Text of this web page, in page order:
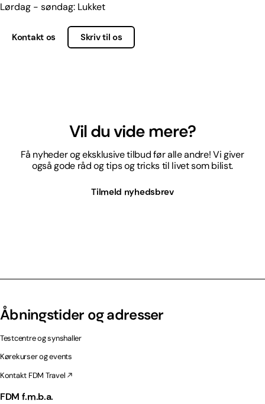
Lørdag - søndag: Lukket
Kontakt os Skriv til os
Vil du vide mere?
Få nyheder og eksklusive tilbud før alle andre! Vi giver
også gode råd og tips og tricks til livet som bilist.
Tilmeld nyhedsbrev
Åbningstider og adresser
Testcentre og synshaller
Kørekurser og events
Kontakt FDM Travel
FDM f.m.b.a.